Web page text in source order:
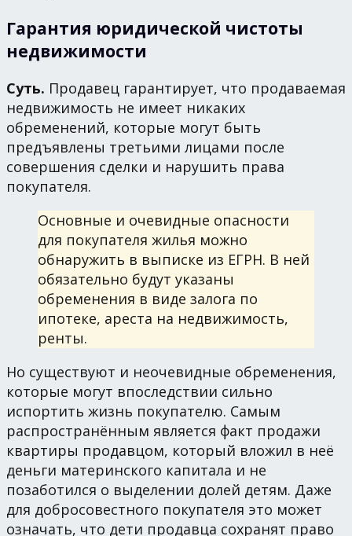
Гарантия юридической чистоты
недвижимости
Суть. Продавец гарантирует, что продаваемая
недвижимость не имеет никаких
обременений, которые могут быть
предъявлены третьими лицами после
совершения сделки и нарушить права
покупателя.
Основные и очевидные опасности
для покупателя жилья можно
обнаружить в выписке из ЕГРН. В ней
обязательно будут указаны
обременения в виде залога по
ипотеке, ареста на недвижимость,
ренты.
Но существуют и неочевидные обременения,
которые могут впоследствии сильно
испортить жизнь покупателю. Самым
распространённым является факт продажи
квартиры продавцом, который вложил в неё
деньги материнского капитала и не
позаботился о выделении долей детям. Даже
для добросовестного покупателя это может
означать, что дети продавца сохранят право